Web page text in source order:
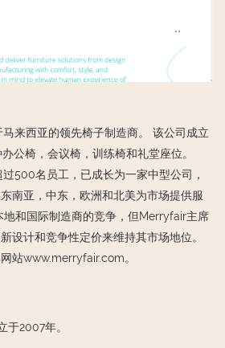
来西亚的领先椅子制造商。 该公司成立
公椅，会议椅，训练椅和礼堂座位。
500名员工，已成长为一家中型公司，
南亚，中东，欧洲和北美为市场提供服
地和国际制造商的竞争，但Merryfair主席
设计和竞争性定价来维持其市场地位。
站www.merryfair.com。
于2007年。